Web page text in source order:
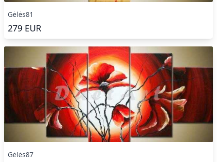
Gėlės81
279 EUR
Gėlės87